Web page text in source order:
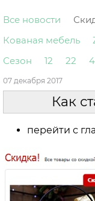
Все новости
Кованая мебель
Сезон
12 22 4
07 декабря 2017
Как
перейти с